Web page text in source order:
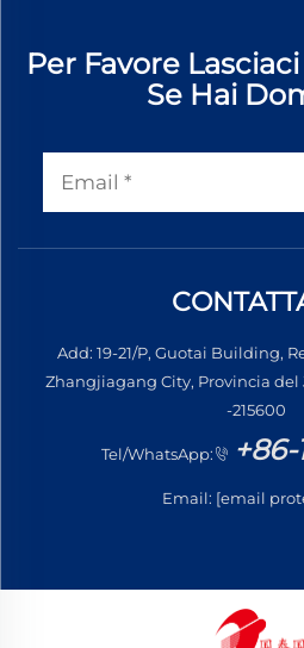
Per Favore
Se Hai
Add: 19-21/P, Guotai Building,
Zhangjiagang City, Provincia del
-215600
Tel/WhatsApp: +86-
Email: [email